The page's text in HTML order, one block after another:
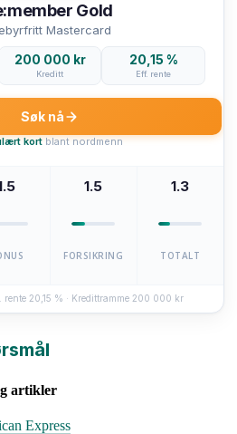
Gold
Mastercard
200 000 kr
Kreditt
20,15 %
Eff. rente
Søk nå
kortblant nordmenn
1.5
FORSIKRING
1.3
TOTALT
rente 20,15 % · Kredittramme 200 000 kr
artikler
Express